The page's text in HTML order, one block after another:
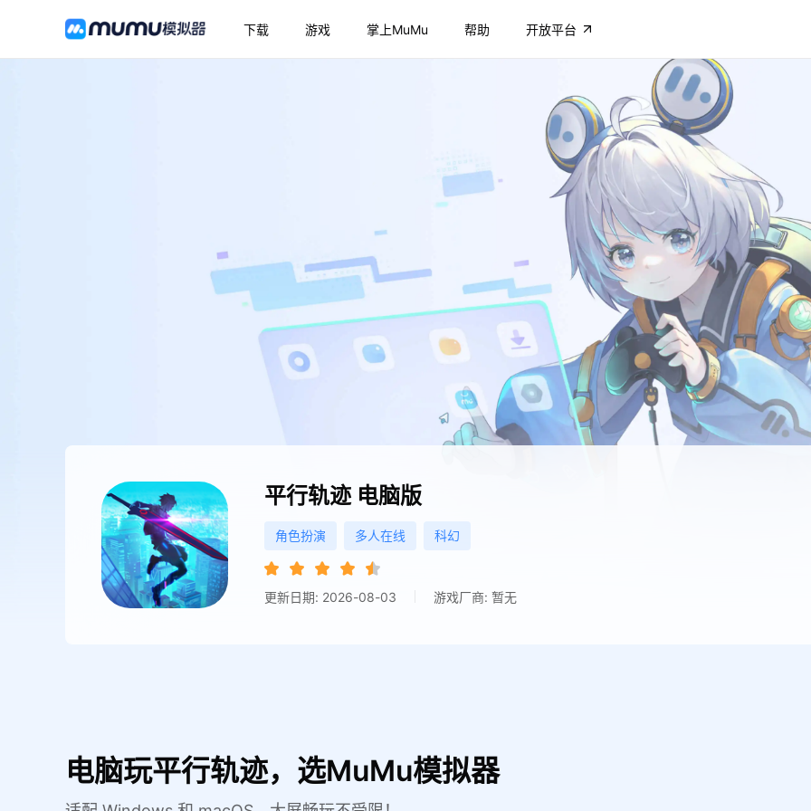
下载 游戏 掌上MuMu 帮助 开放平台
平行轨迹 电脑版
角色扮演 多人在线 科幻
更新日期: 2026-08-03 游戏厂商: 暂无
电脑玩平行轨迹，选MuMu模拟器